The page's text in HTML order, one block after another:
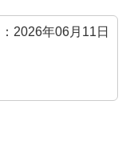
2026年06月11日